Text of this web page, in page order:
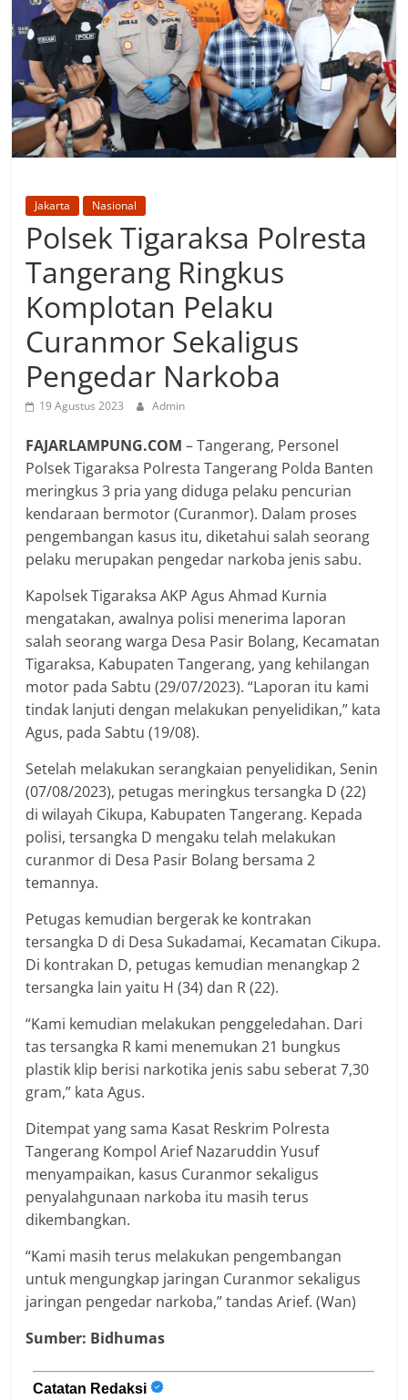
Jakarta Nasional
Polsek Tigaraksa Polresta
Tangerang Ringkus
Komplotan Pelaku
Curanmor Sekaligus
Pengedar Narkoba
19 Agustus 2023 Admin
FAJARLAMPUNG.COM – Tangerang, Personel
Polsek Tigaraksa Polresta Tangerang Polda Banten
meringkus 3 pria yang diduga pelaku pencurian
kendaraan bermotor (Curanmor). Dalam proses
pengembangan kasus itu, diketahui salah seorang
pelaku merupakan pengedar narkoba jenis sabu.
Kapolsek Tigaraksa AKP Agus Ahmad Kurnia
mengatakan, awalnya polisi menerima laporan
salah seorang warga Desa Pasir Bolang, Kecamatan
Tigaraksa, Kabupaten Tangerang, yang kehilangan
motor pada Sabtu (29/07/2023). “Laporan itu kami
tindak lanjuti dengan melakukan penyelidikan,” kata
Agus, pada Sabtu (19/08).
Setelah melakukan serangkaian penyelidikan, Senin
(07/08/2023), petugas meringkus tersangka D (22)
di wilayah Cikupa, Kabupaten Tangerang. Kepada
polisi, tersangka D mengaku telah melakukan
curanmor di Desa Pasir Bolang bersama 2
temannya.
Petugas kemudian bergerak ke kontrakan
tersangka D di Desa Sukadamai, Kecamatan Cikupa.
Di kontrakan D, petugas kemudian menangkap 2
tersangka lain yaitu H (34) dan R (22).
“Kami kemudian melakukan penggeledahan. Dari
tas tersangka R kami menemukan 21 bungkus
plastik klip berisi narkotika jenis sabu seberat 7,30
gram,” kata Agus.
Ditempat yang sama Kasat Reskrim Polresta
Tangerang Kompol Arief Nazaruddin Yusuf
menyampaikan, kasus Curanmor sekaligus
penyalahgunaan narkoba itu masih terus
dikembangkan.
“Kami masih terus melakukan pengembangan
untuk mengungkap jaringan Curanmor sekaligus
jaringan pengedar narkoba,” tandas Arief. (Wan)
Sumber: Bidhumas